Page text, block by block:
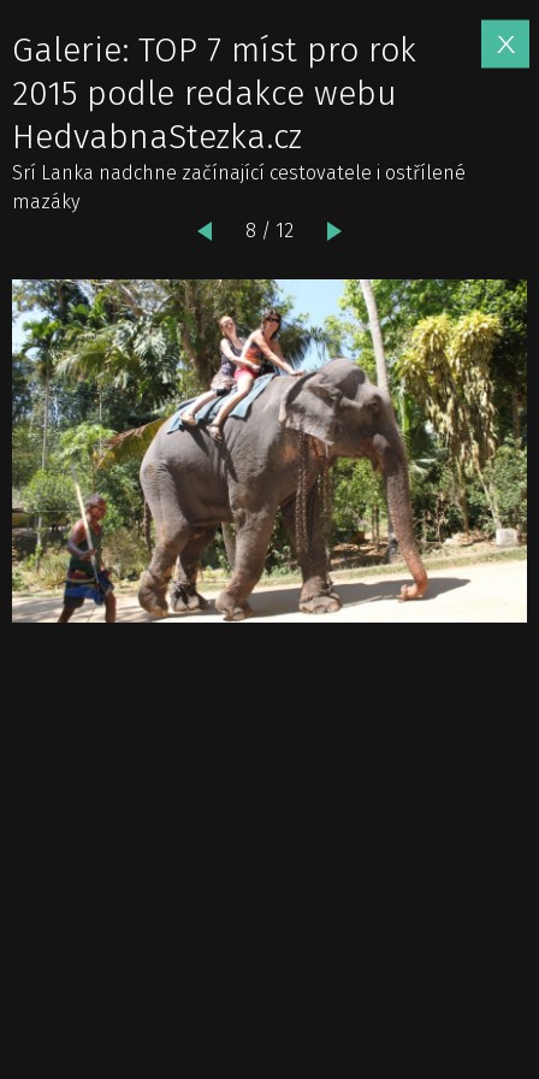
Galerie: TOP 7 míst pro rok
2015 podle redakce webu
HedvabnaStezka.cz
Srí Lanka nadchne začínající cestovatele i ostřílené
mazáky
8 / 12